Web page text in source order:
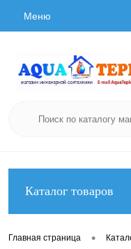
Меню
Каталог товаров
Главная страница •